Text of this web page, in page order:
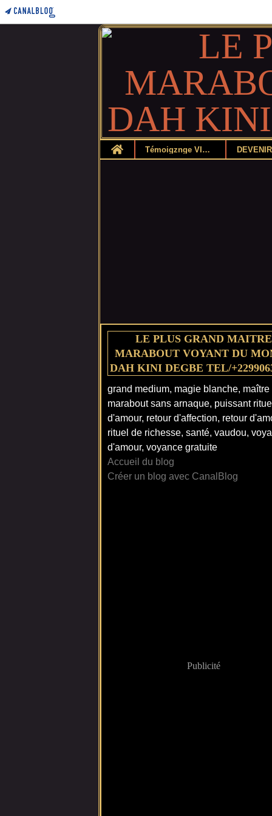
Home
Témoigznge VIDEO
LE PLUS GRAND MAITRE
MARABOUT VOYANT DU
DAH KINI DEGBE TEL/
grand medium, magie blanche, maître
marabout sans arnaque, puissant rituel
d'amour, retour d'affection, retour
rituel de richesse, santé, vaudou,
d'amour, voyance gratuite
Accueil du blog
Créer un blog avec CanalBlog
Publicité